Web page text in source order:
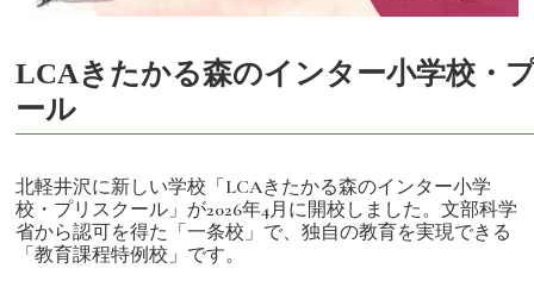
LCAきたかる森のインター小学校・
ール
北軽井沢に新しい学校「LCAきたかる森のインター小学
校・プリスクール」が2026年4月に開校しました。文部科学
省から認可を得た「一条校」で、独自の教育を実現できる
「教育課程特例校」です。